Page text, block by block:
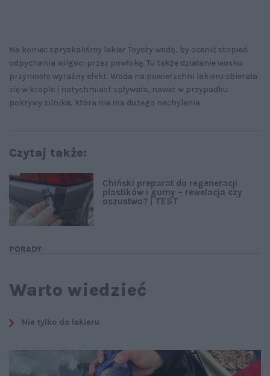
Na koniec spryskaliśmy lakier Toyoty wodą, by ocenić stopień
odpychania wilgoci przez powłokę. Tu także działanie wosku
przyniosło wyraźny efekt. Woda na powierzchni lakieru zbierała
się w krople i natychmiast spływała, nawet w przypadku
pokrywy silnika, która nie ma dużego nachylenia.
Czytaj także:
PORADY
Chiński preparat do regeneracji
plastików i gumy – rewelacja czy
oszustwo? | TEST
Warto wiedzieć
Nie tylko do lakieru